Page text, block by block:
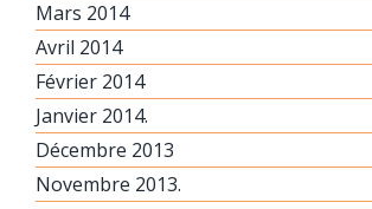
Mars 2014
Avril 2014
Février 2014
Janvier 2014.
Décembre 2013
Novembre 2013.